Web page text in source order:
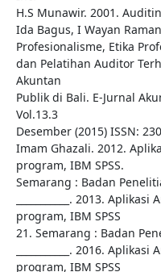
H.S Munawir. 2001.
Ida Bagus, I Wayan
Profesionalisme, Etika
dan Pelatihan Auditor
Akuntan
Publik di Bali. E-Jurnal
Vol.13.3
Desember (2015) ISSN:
Imam Ghazali. 2012.
program, IBM SPSS.
Semarang : Badan
___________. 2013.
program, IBM SPSS
21. Semarang : Badan
___________. 2016.
program, IBM SPSS